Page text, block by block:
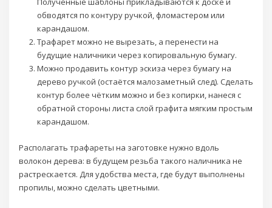
обводятся по контуру ручкой, фломастером или
карандашом.
Трафарет можно не вырезать, а перенести на
будущие наличники через копировальную бумагу.
Можно продавить контур эскиза через бумагу на
дерево ручкой (остаётся малозаметный след). Сделать
контур более чётким можно и без копирки, нанеся с
обратной стороны листа слой графита мягким простым
карандашом.
Располагать трафареты на заготовке нужно вдоль
волокон дерева: в будущем резьба такого наличника не
растрескается. Для удобства места, где будут выполнены
пропилы, можно сделать цветными.